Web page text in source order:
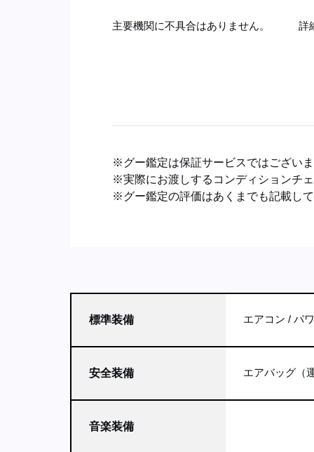
主要機関に不具合はありません。 詳
※グー鑑定は保証サービスではござい
※実際にお渡しするコンディションチ
※グー鑑定の評価はあくまでも記載し
標準装備 エアコン パ
安全装備 エアバッグ（
音楽装備